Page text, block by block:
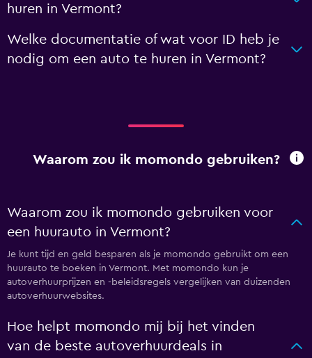
huren in Vermont?
Welke documentatie of wat voor ID heb je
nodig om een auto te huren in Vermont?
Waarom zou ik momondo gebruiken?
Waarom zou ik momondo gebruiken voor
een huurauto in Vermont?
Je kunt tijd en geld besparen als je momondo gebruikt om een
huurauto te boeken in Vermont. Met momondo kun je
autoverhuurprijzen en -beleidsregels vergelijken van duizenden
autoverhuurwebsites.
Hoe helpt momondo mij bij het vinden
van de beste autoverhuurdeals in